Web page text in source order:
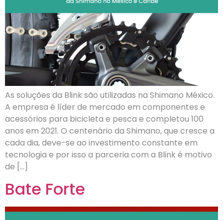
As soluções da Blink são utilizadas na Shimano México.
A empresa é líder de mercado em componentes e
acessórios para bicicleta e pesca e completou 100
anos em 2021. O centenário da Shimano, que cresce a
cada dia, deve-se ao investimento constante em
tecnologia e por isso a parceria com a Blink é motivo
de […]
Bate Forte